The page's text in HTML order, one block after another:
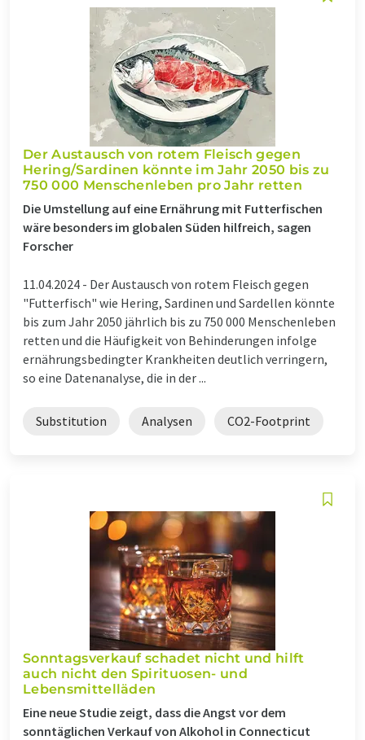
Der Austausch von rotem Fleisch gegen
Hering/Sardinen könnte im Jahr 2050 bis zu
750 000 Menschenleben pro Jahr retten
Die Umstellung auf eine Ernährung mit Futterfischen
wäre besonders im globalen Süden hilfreich, sagen
Forscher
11.04.2024 - Der Austausch von rotem Fleisch gegen
"Futterfisch" wie Hering, Sardinen und Sardellen könnte
bis zum Jahr 2050 jährlich bis zu 750 000 Menschenleben
retten und die Häufigkeit von Behinderungen infolge
ernährungsbedingter Krankheiten deutlich verringern,
so eine Datenanalyse, die in der ...
Substitution Analysen CO2-Footprint
Sonntagsverkauf schadet nicht und hilft
auch nicht den Spirituosen- und
Lebensmittelläden
Eine neue Studie zeigt, dass die Angst vor dem
sonntäglichen Verkauf von Alkohol in Connecticut